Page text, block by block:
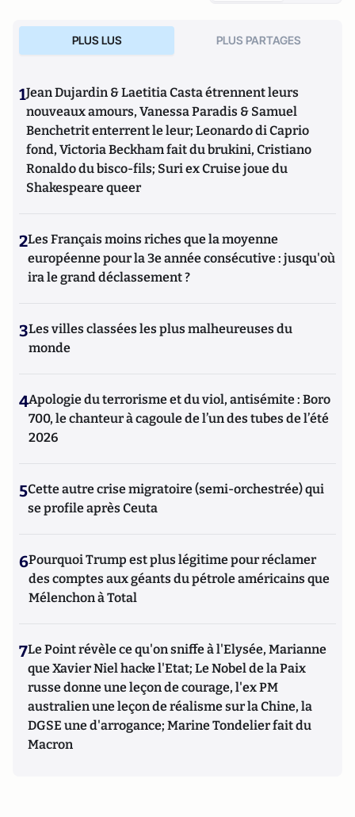
PLUS LUS PLUS PARTAGES
1Jean Dujardin & Laetitia Casta étrennent leurs
nouveaux amours, Vanessa Paradis & Samuel
Benchetrit enterrent le leur; Leonardo di Caprio
fond, Victoria Beckham fait du brukini, Cristiano
Ronaldo du bisco-fils; Suri ex Cruise joue du
Shakespeare queer
2Les Français moins riches que la moyenne
européenne pour la 3e année consécutive : jusqu'où
ira le grand déclassement ?
3Les villes classées les plus malheureuses du
monde
4Apologie du terrorisme et du viol, antisémite : Boro
700, le chanteur à cagoule de l’un des tubes de l’été
2026
5Cette autre crise migratoire (semi-orchestrée) qui
se profile après Ceuta
6Pourquoi Trump est plus légitime pour réclamer
des comptes aux géants du pétrole américains que
Mélenchon à Total
7Le Point révèle ce qu'on sniffe à l'Elysée, Marianne
que Xavier Niel hacke l'Etat; Le Nobel de la Paix
russe donne une leçon de courage, l'ex PM
australien une leçon de réalisme sur la Chine, la
DGSE une d'arrogance; Marine Tondelier fait du
Macron